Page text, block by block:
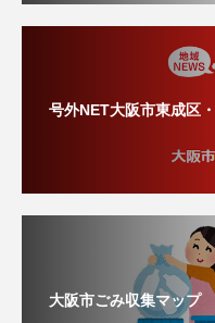
号外NET大阪市東成区
大阪市ごみ収集マップ